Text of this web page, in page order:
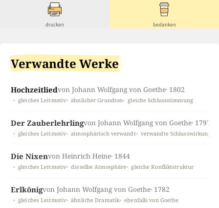
drucken bedanken
Verwandte Werke
Hochzeitliedvon Johann Wolfgang von Goethe· 1802
gleiches Leitmotiv ähnlicher Grundton gleiche Schlussstimmung
Der Zauberlehrlingvon Johann Wolfgang von Goethe· 1797
gleiches Leitmotiv atmosphärisch verwandt verwandte Schlusswirkung
Die Nixenvon Heinrich Heine· 1844
gleiches Leitmotiv dieselbe Atmosphäre gleiche Konfliktstruktur
Erlkönigvon Johann Wolfgang von Goethe· 1782
gleiches Leitmotiv ähnliche Dramatik ebenfalls von Goethe